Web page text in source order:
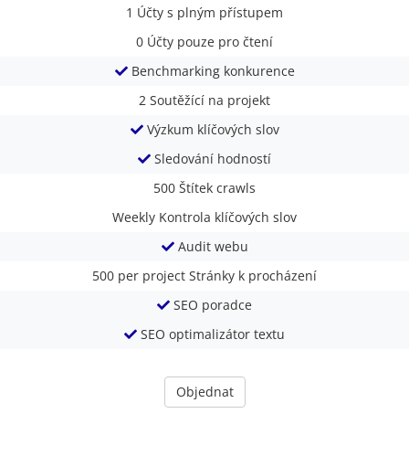
1 Účty s plným přístupem
0 Účty pouze pro čtení
Benchmarking konkurence
2 Soutěžící na projekt
Výzkum klíčových slov
Sledování hodností
500 Štítek crawls
Weekly Kontrola klíčových slov
Audit webu
500 per project Stránky k procházení
SEO poradce
SEO optimalizátor textu
Objednat